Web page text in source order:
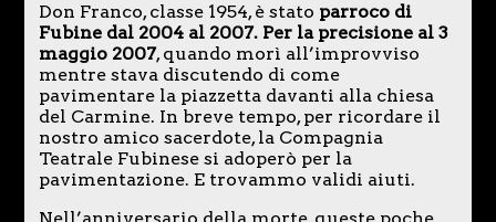
Don Franco, classe 1954, è stato parroco di
Fubine dal 2004 al 2007. Per la precisione al 3
maggio 2007, quando morì all’improvviso
mentre stava discutendo di come
pavimentare la piazzetta davanti alla chiesa
del Carmine. In breve tempo, per ricordare il
nostro amico sacerdote, la Compagnia
Teatrale Fubinese si adoperò per la
pavimentazione. E trovammo validi aiuti.